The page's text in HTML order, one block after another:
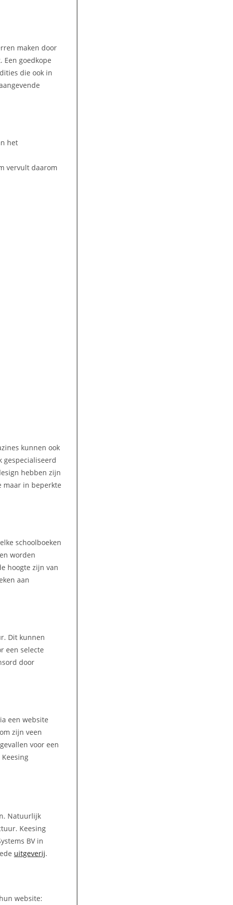
maken door
goedkope
die ook in
het
vervult daarom
kunnen ook
gespecialiseerd
hebben zijn
maar in beperkte
schoolboeken
worden
hoogte zijn van
aan
Dit kunnen
een selecte
door
een website
zijn veen
voor een
Natuurlijk
Keesing
BV in
uitgeverij.
website: